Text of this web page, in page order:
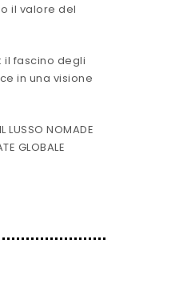
il valore del
il fascino degli
in una visione
LUSSO NOMADE
GLOBALE